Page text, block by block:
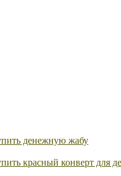
денежную жабу
красный конверт для